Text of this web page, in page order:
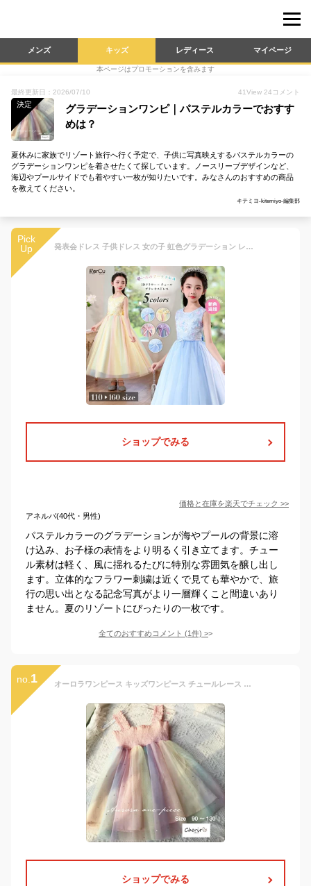
メンズ キッズ レディース マイページ
本ページはプロモーションを含みます
最終更新日：2026/07/10 41View 24 コメント
決定
グラデーションワンピ｜パステルカラーでおすす
めは？
夏休みに家族でリゾート旅行へ行く予定で、子供に写真映えするパステルカラーの
グラデーションワンピを着させたくて探しています。ノースリーブデザインなど、
海辺やプールサイドでも着やすい一枚が知りたいです。みなさんのおすすめの商品
を教えてください。
キテミヨ-kitemiyo-編集部
Pick
Up
発表会ドレス 子供ドレス 女の子 虹色グラデーション レインボー パステルカラー チュール 立体フラワー刺繍 ノースリーブ 小学生 中学生 パーティー 記念撮影 バイオリン ピアノ
ショップでみる
価格と在庫を楽天でチェック >>
アネルバ(40代・男性)
パステルカラーのグラデーションが海やプールの背景に溶
け込み、お子様の表情をより明るく引き立てます。チュー
ル素材は軽く、風に揺れるたびに特別な雰囲気を醸し出し
ます。立体的なフラワー刺繍は近くで見ても華やかで、旅
行の思い出となる記念写真がより一層輝くこと間違いあり
ません。夏のリゾートにぴったりの一枚です。
全てのおすすめコメント (1件) >
no. 1 オーロラワンピース キッズワンピース チュールレース レインボー 韓国子供服 キャミワンピース ドレス 90 100 110 120 130 女の子 誕生日 お祝い プレゼント 写真撮影 衣装 パステルカラー
ショップでみる